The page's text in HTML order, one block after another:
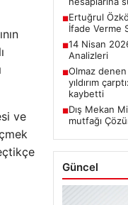
ve
Ertuğrul
İfade Verme
14 Nisan
Analizleri
Olmaz denen
yıldırım
kaybetti
Dış Mekan
mutfağı